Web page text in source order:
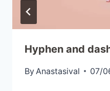
Hyphen and
By Anastasival 07/